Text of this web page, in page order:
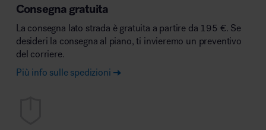
Consegna gratuita
La consegna lato strada è gratuita a partire da 195 €. Se
desideri la consegna al piano, ti invieremo un preventivo
del corriere.
Più info sulle spedizioni